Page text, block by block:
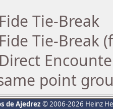
Tie-Break
Tie-Break
point
de Ajedrez © 2006-2026 Heinz